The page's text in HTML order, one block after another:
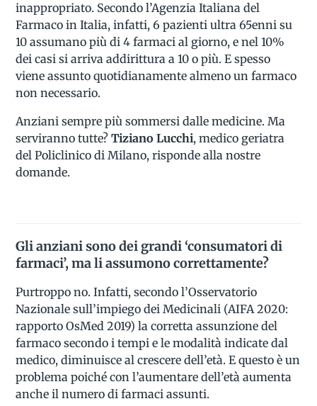
inappropriato. Secondo l’Agenzia Italiana del
Farmaco in Italia, infatti, 6 pazienti ultra 65enni su
10 assumano più di 4 farmaci al giorno, e nel 10%
dei casi si arriva addirittura a 10 o più. E spesso
viene assunto quotidianamente almeno un farmaco
non necessario.
Anziani sempre più sommersi dalle medicine. Ma
serviranno tutte?Tiziano Lucchi, medico geriatra
del Policlinico di Milano, risponde alla nostre
domande.
Gli anziani sono dei grandi ‘consumatori di
farmaci’, ma li assumono correttamente?
Purtroppo no. Infatti, secondo l’Osservatorio
Nazionale sull’impiego dei Medicinali (AIFA 2020:
rapporto OsMed 2019) la corretta assunzione del
farmaco secondo i tempi e le modalità indicate dal
medico, diminuisce al crescere dell’età. E questo è un
problema poiché con l’aumentare dell’età aumenta
anche il numero di farmaci assunti.